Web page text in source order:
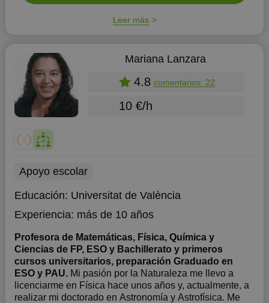
Leer más
Mariana Lanzara
4.8 comentarios: 22
10 €/h
Apoyo escolar
Educación: Universitat de València
Experiencia: más de 10 años
Profesora de Matemáticas, Física, Química y
Ciencias de FP, ESO y Bachillerato y primeros
cursos universitarios, preparación Graduado en
ESO y PAU. Mi pasión por la Naturaleza me llevo a
licenciarme en Física hace unos años y, actualmente, a
realizar mi doctorado en Astronomía y Astrofísica. Me